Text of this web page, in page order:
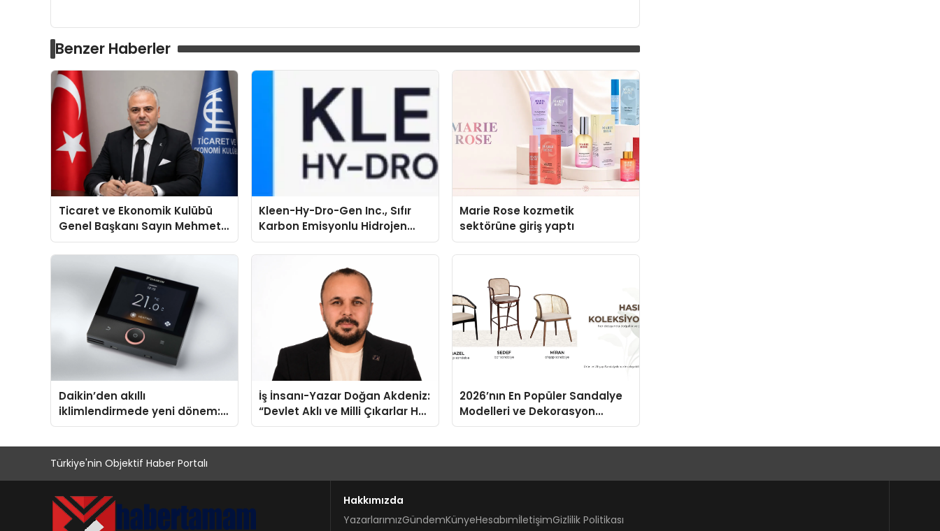
Benzer Haberler
Ticaret ve Ekonomik Kulübü
Genel Başkanı Sayın Mehmet
Ulutaş, ekonomiye dair yaptığı
açıklamada şunları kaydetti:
Kleen-Hy-Dro-Gen Inc., Sıfır
Karbon Emisyonlu Hidrojen
Isıtma Teknolojisinde ISO ve
TSSA Düzenleyici Onaylarını
Marie Rose kozmetik
sektörüne giriş yaptı
Daikin’den akıllı
iklimlendirmede yeni dönem:
Madoka Plus Türkiye’de
İş İnsanı-Yazar Doğan Akdeniz:
“Devlet Aklı ve Milli Çıkarlar Her
Şeyin Üzerindedir”
2026’nın En Popüler Sandalye
Modelleri ve Dekorasyon
Trendleri
Türkiye'nin Objektif Haber Portalı
Hakkımızda
YazarlarımızGündemKünyeHesabımİletişimGizlilik Politikası